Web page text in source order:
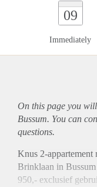
09
Immediately
On this page you
Bussum. You can
questions.
Knus 2-appartement
Brinklaan in
950,- exclusief